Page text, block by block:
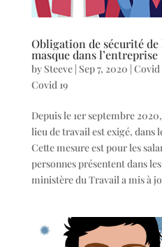
Obligation de sécurité
masque dans l’entreprise
by Steeve| Sep 7, 2020 | Covid
Covid 19
Depuis le 1er septembre
lieu de travail est exigé, dans
Cette mesure est pour les
personnes présentent dans
ministère du Travail a mis à